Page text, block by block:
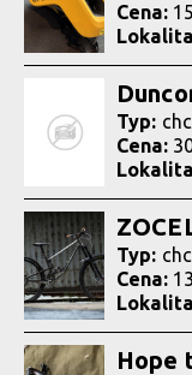
Cena:
Typ:
Cena:
Typ:
Cena:
Hope